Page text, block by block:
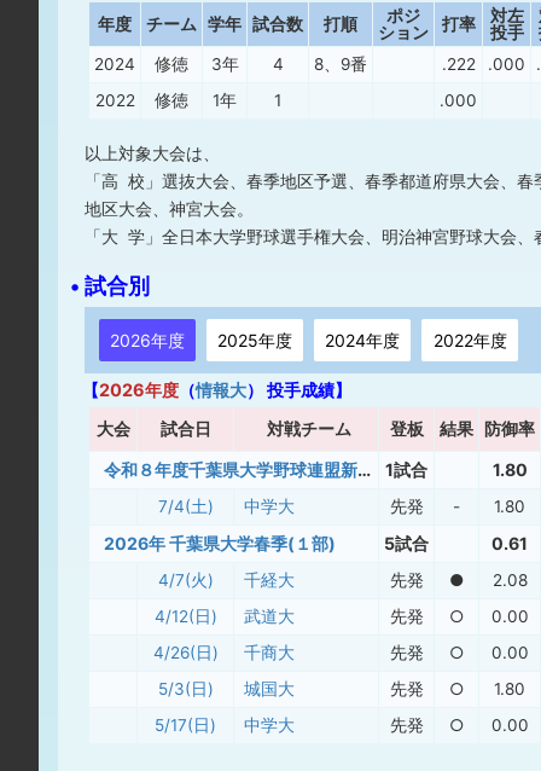
年度 チーム 学年 試合数 打順
ポジ
ション
打率
対左
投手
2024
修徳 3年 4 8、9番 .222 .000
2022
修徳 1年 1 .000
以上対象大会は、
「高 校」選抜大会、春季地区予選、春季都道府県大会、
地区大会、神宮大会。
「大 学」全日本大学野球選手権大会、明治神宮野球大会
• 試合別
2026年度 2025年度 2024年度 2022年度
【2026年度 （情報大） 投手成績】
大会 試合日 対戦チーム 登板 結果 防御率
令和８年度千葉県大学野球連盟新人戦 1試合 1.80
7/4(土) 中学大 先発 - 1.80
2026年 千葉県大学春季(１部) 5試合 0.61
4/7(火) 千経大 先発 ●
2.08
4/12(日)
武道大 先発 ○
0.00
4/26(日)
千商大 先発 ○
0.00
5/3(日)
城国大 先発 ○
1.80
5/17(日)
中学大 先発 ○ 0.00